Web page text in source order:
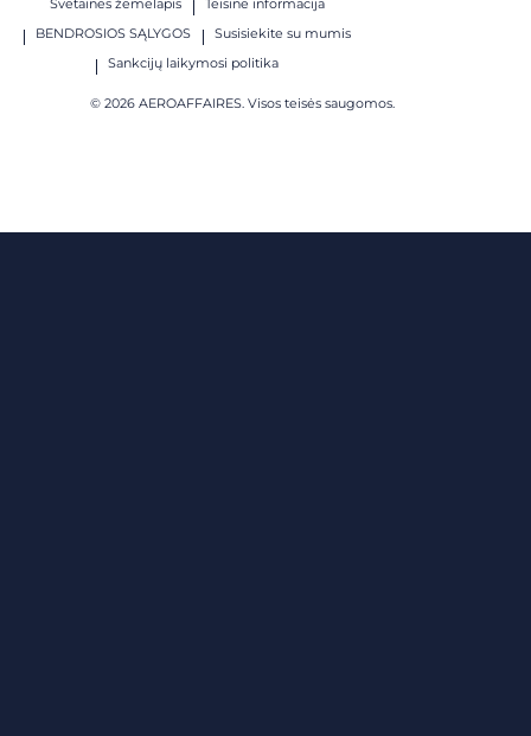
Svetainės žemėlapis
Teisinė informacija
BENDROSIOS SĄLYGOS
Susisiekite su mumis
Sankcijų laikymosi politika
© 2026 AEROAFFAIRES. Visos teisės saugomos.